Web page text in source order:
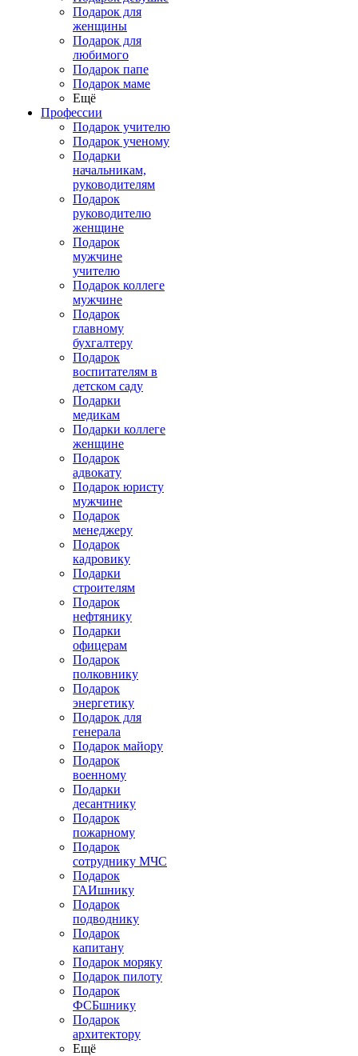
Подарок для
женщины
Подарок для
любимого
Подарок папе
Подарок маме
Ещё
Профессии
Подарок учителю
Подарок ученому
Подарки
начальникам,
руководителям
Подарок
руководителю
женщине
Подарок
мужчине
учителю
Подарок коллеге
мужчине
Подарок
главному
бухгалтеру
Подарок
воспитателям в
детском саду
Подарки
медикам
Подарки коллеге
женщине
Подарок
адвокату
Подарок юристу
мужчине
Подарок
менеджеру
Подарок
кадровику
Подарки
строителям
Подарок
нефтянику
Подарки
офицерам
Подарок
полковнику
Подарок
энергетику
Подарок для
генерала
Подарок майору
Подарок
военному
Подарки
десантнику
Подарок
пожарному
Подарок
сотруднику МЧС
Подарок
ГАИшнику
Подарок
подводнику
Подарок
капитану
Подарок моряку
Подарок пилоту
Подарок
ФСБшнику
Подарок
архитектору
Ещё